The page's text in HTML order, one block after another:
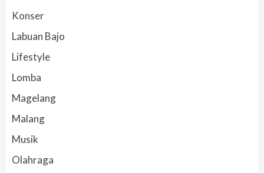
Konser
Labuan Bajo
Lifestyle
Lomba
Magelang
Malang
Musik
Olahraga